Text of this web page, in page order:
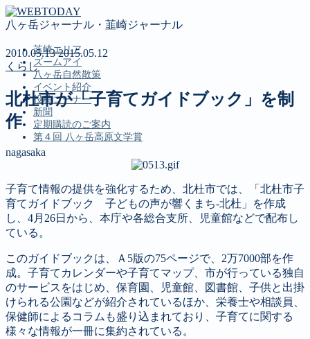
八ヶ岳ジャーナル・韮崎ジャーナル
韮崎エリア
ズームアイ
八ヶ岳自然散策
イベント紹介
投稿コーナー
新聞
定期購読のご案内
第４回 八ヶ岳高原文学賞
MENU
韮崎エリア
ズームアイ
八ヶ岳自然散策
イベント紹介
新聞
定期購読のご案内
第４回 八ヶ岳高原文学賞
2010.05.132015.05.12
くらし
北杜市が「子育てガイドブック」を制
作
nagasaka
子育て情報の提供を強化するため、北杜市では、「北杜市子
育てガイドブック 子どもの声が響くまち-北杜」を作成
し、4月26日から、本庁や各総合支所、児童館などで配布し
ている。
このガイドブックは、Ａ5版の75ページで、2万7000部を作
成。子育てカレンダーや子育てマップ、市が行っている独自
のサービスをはじめ、保育園、児童館、図書館、子供と出掛
けられる公園などが紹介されているほか、栄養士や相談員、
保健師によるコラムも盛り込まれており、子育てに関する
様々な情報が一冊に集約されている。